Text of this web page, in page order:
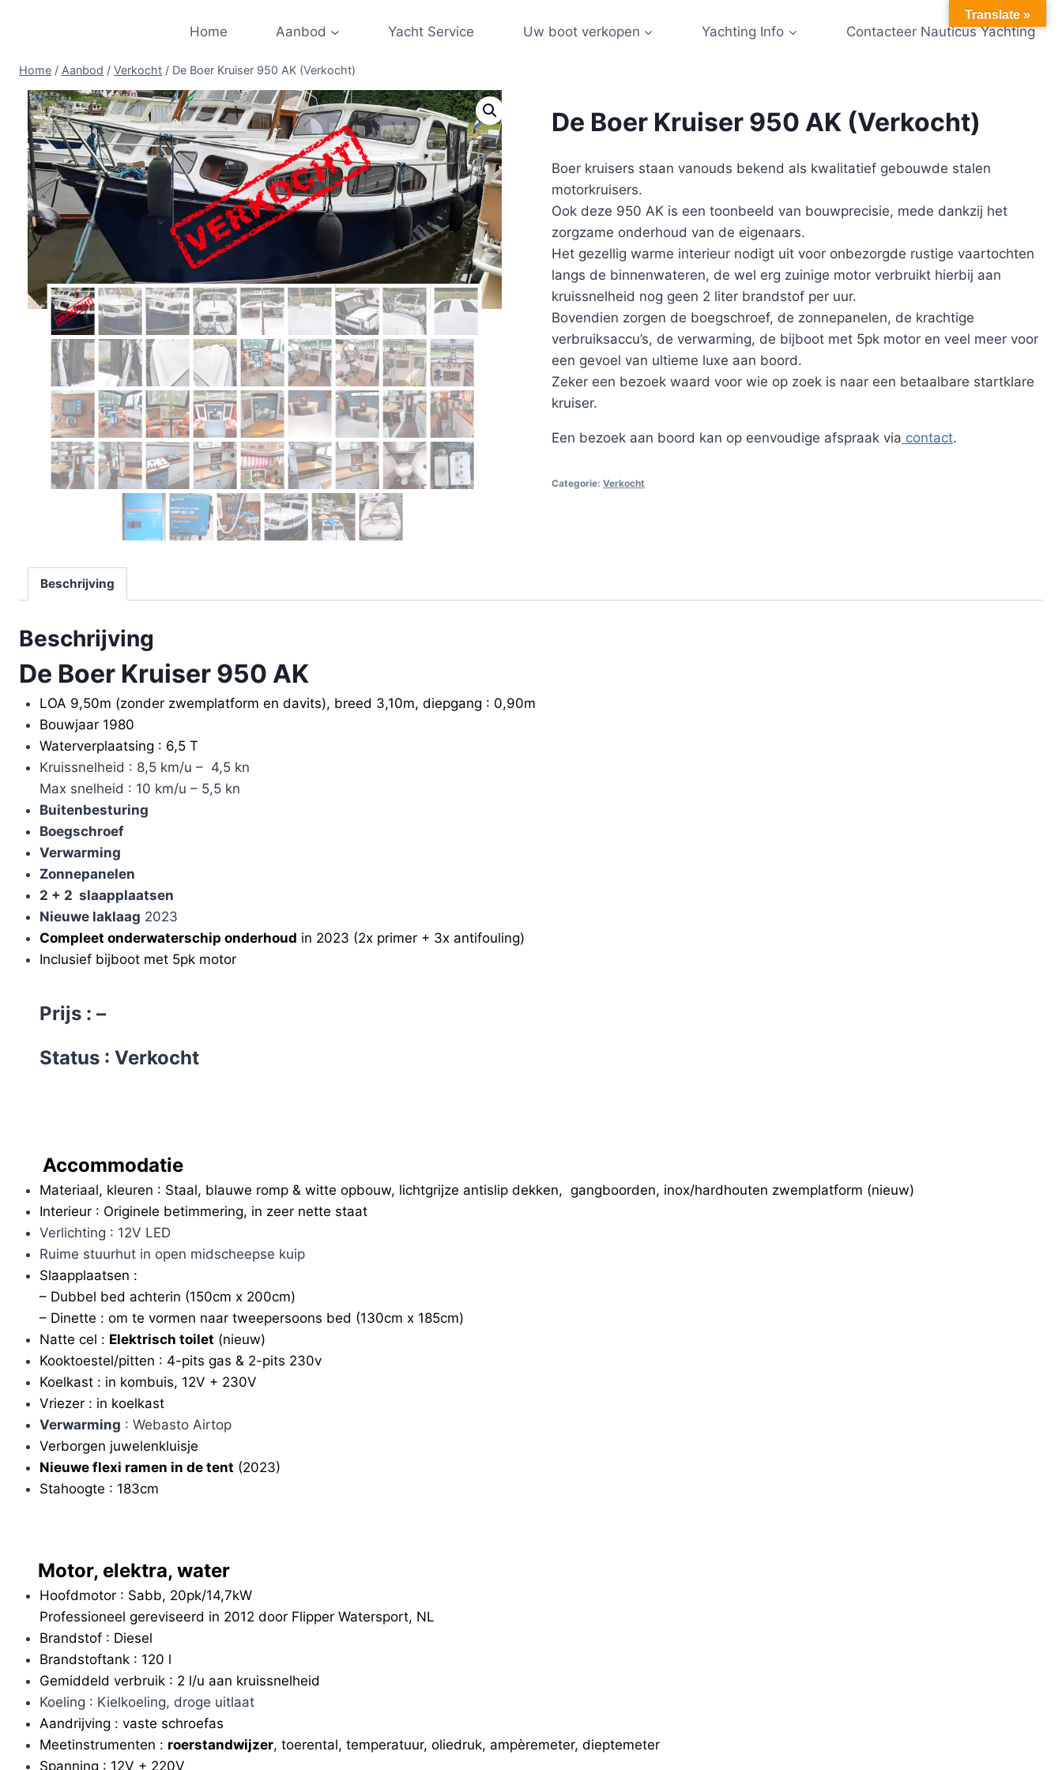
Home Aanbod Yacht Service Uw boot verkopen Yachting Info Contacteer Nauticus Yachting
Home / Aanbod / Verkocht / De Boer Kruiser 950 AK (Verkocht)
De Boer Kruiser 950 AK (Verkocht)
Boer kruisers staan vanouds bekend als kwalitatief gebouwde stalen
motorkruisers.
Ook deze 950 AK is een toonbeeld van bouwprecisie, mede dankzij het
zorgzame onderhoud van de eigenaars.
Het gezellig warme interieur nodigt uit voor onbezorgde rustige vaartochten
langs de binnenwateren, de wel erg zuinige motor verbruikt hierbij aan
kruissnelheid nog geen 2 liter brandstof per uur.
Bovendien zorgen de boegschroef, de zonnepanelen, de krachtige
verbruiksaccu’s, de verwarming, de bijboot met 5pk motor en veel meer voor
een gevoel van ultieme luxe aan boord.
Zeker een bezoek waard voor wie op zoek is naar een betaalbare startklare
kruiser.
Een bezoek aan boord kan op eenvoudige afspraak via contact.
Categorie: Verkocht
Beschrijving
Beschrijving
De Boer Kruiser 950 AK
LOA 9,50m (zonder zwemplatform en davits), breed 3,10m, diepgang : 0,90m
Bouwjaar 1980
Waterverplaatsing : 6,5 T
Kruissnelheid : 8,5 km/u – 4,5 kn
Max snelheid : 10 km/u – 5,5 kn
Buitenbesturing
Boegschroef
Verwarming
Zonnepanelen
2 + 2 slaapplaatsen
Nieuwe laklaag 2023
Compleet onderwaterschip onderhoud in 2023 (2x primer + 3x antifouling)
Inclusief bijboot met 5pk motor
Prijs : –
Status : Verkocht
Accommodatie
Materiaal, kleuren : Staal, blauwe romp & witte opbouw, lichtgrijze antislip dekken, gangboorden, inox/hardhouten zwemplatform (nieuw)
Interieur : Originele betimmering, in zeer nette staat
Verlichting : 12V LED
Ruime stuurhut in open midscheepse kuip
Slaapplaatsen :
– Dubbel bed achterin (150cm x 200cm)
– Dinette : om te vormen naar tweepersoons bed (130cm x 185cm)
Natte cel : Elektrisch toilet (nieuw)
Kooktoestel/pitten : 4-pits gas & 2-pits 230v
Koelkast : in kombuis, 12V + 230V
Vriezer : in koelkast
Verwarming : Webasto Airtop
Verborgen juwelenkluisje
Nieuwe flexi ramen in de tent (2023)
Stahoogte : 183cm
Motor, elektra, water
Hoofdmotor : Sabb, 20pk/14,7kW
Professioneel gereviseerd in 2012 door Flipper Watersport, NL
Brandstof : Diesel
Brandstoftank : 120 l
Gemiddeld verbruik : 2 l/u aan kruissnelheid
Koeling : Kielkoeling, droge uitlaat
Aandrijving : vaste schroefas
Meetinstrumenten : roerstandwijzer, toerental, temperatuur, oliedruk, ampèremeter, dieptemeter
Spanning : 12V + 220V
Translate »